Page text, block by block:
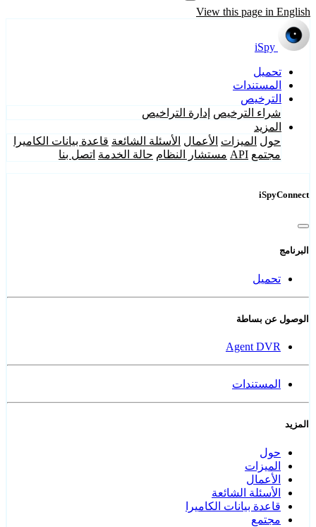
View this page in English
iSpy
تحميل
المستندات
الترخيص
شراء الترخيص إدارة التراخيص
المزيد
حول الميزات الأعمال الأسئلة الشائعة قاعدة بيانات الكاميرا
مجتمع API مستشار النظام حالة الخدمة اتصل بنا
iSpyConnect
البرنامج
تحميل
الوصول عن بساطة
Agent DVR
المستندات
المزيد
حول
الميزات
الأعمال
الأسئلة الشائعة
قاعدة بيانات الكاميرا
مجتمع